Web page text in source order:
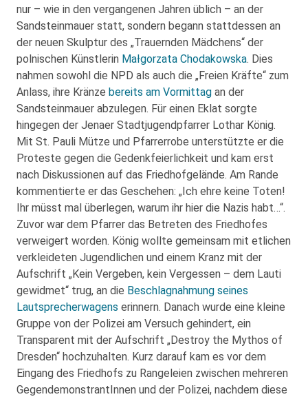
nur – wie in den vergangenen Jahren üblich – an der
Sandsteinmauer statt, sondern begann stattdessen an
der neuen Skulptur des „Trauernden Mädchens“ der
polnischen Künstlerin Małgorzata Chodakowska. Dies
nahmen sowohl die NPD als auch die „Freien Kräfte“ zum
Anlass, ihre Kränze bereits am Vormittag an der
Sandsteinmauer abzulegen. Für einen Eklat sorgte
hingegen der Jenaer Stadtjugendpfarrer Lothar König.
Mit St. Pauli Mütze und Pfarrerrobe unterstützte er die
Proteste gegen die Gedenkfeierlichkeit und kam erst
nach Diskussionen auf das Friedhofgelände. Am Rande
kommentierte er das Geschehen: „Ich ehre keine Toten!
Ihr müsst mal überlegen, warum ihr hier die Nazis habt…“.
Zuvor war dem Pfarrer das Betreten des Friedhofes
verweigert worden. König wollte gemeinsam mit etlichen
verkleideten Jugendlichen und einem Kranz mit der
Aufschrift „Kein Vergeben, kein Vergessen – dem Lauti
gewidmet“ trug, an die Beschlagnahmung seines
Lautsprecherwagens erinnern. Danach wurde eine kleine
Gruppe von der Polizei am Versuch gehindert, ein
Transparent mit der Aufschrift „Destroy the Mythos of
Dresden“ hochzuhalten. Kurz darauf kam es vor dem
Eingang des Friedhofs zu Rangeleien zwischen mehreren
GegendemonstrantInnen und der Polizei, nachdem diese